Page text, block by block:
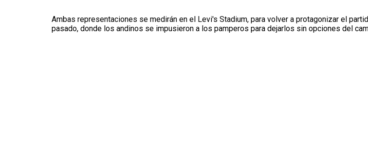
Ambas representaciones se medirán en el Levi's Stadium, para volver a protagonizar el
pasado, donde los andinos se impusieron a los pamperos para dejarlos sin opciones del